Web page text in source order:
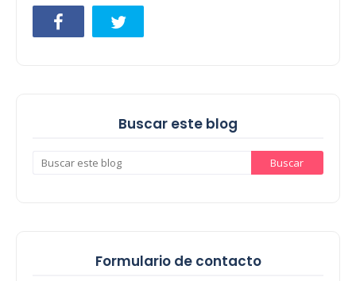
Buscar este blog
Formulario de contacto